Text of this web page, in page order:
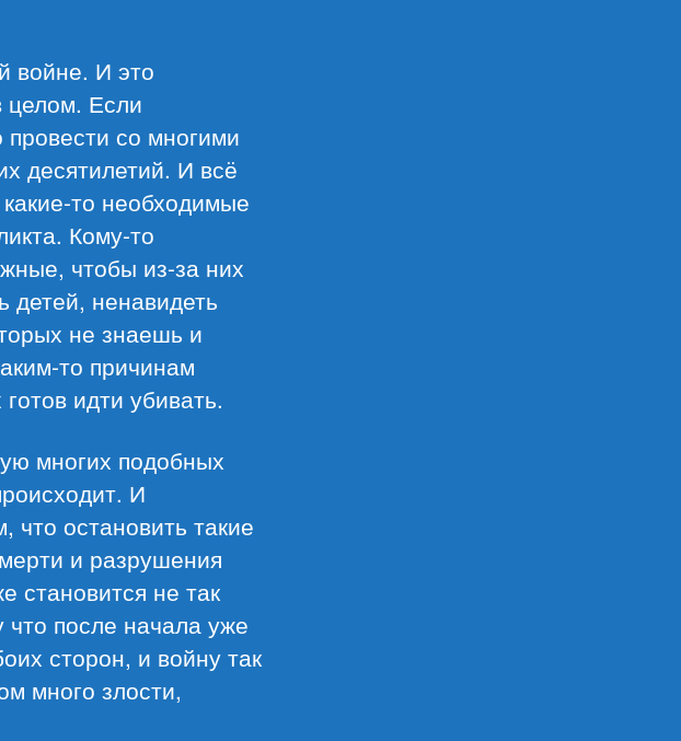
войне. И это
целом. Если
со многими
десятилетий. И всё
то необходимые
Кому-то
чтобы из-за них
детей, ненавидеть
не знаешь и
то причинам
идти убивать.
многих подобных
И
остановить такие
и разрушения
становится не так
после начала уже
сторон, и войну так
много злости,